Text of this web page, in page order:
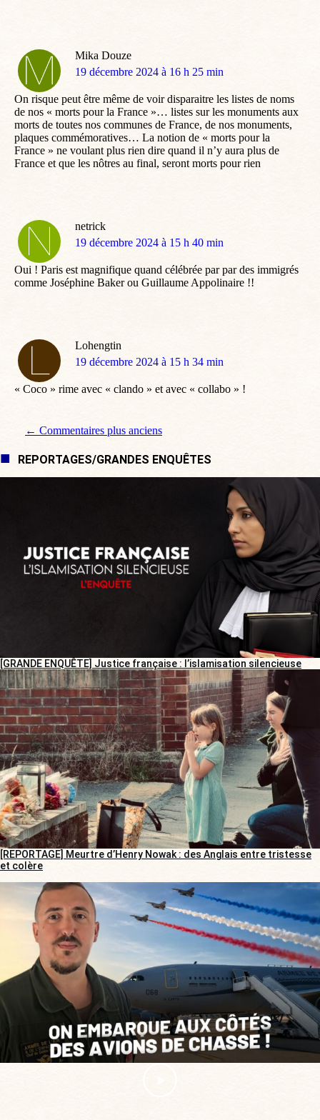
Mika Douze
dit
19 décembre 2024 à 16 h 25 min
On risque peut être même de voir disparaitre les listes de noms
de nos « morts pour la France »… listes sur les monuments aux
morts de toutes nos communes de France, de nos monuments,
plaques commémoratives… La notion de « morts pour la
France » ne voulant plus rien dire quand il n’y aura plus de
France et que les nôtres au final, seront morts pour rien
netrick
dit
19 décembre 2024 à 15 h 40 min
Oui ! Paris est magnifique quand célébrée par par des immigrés
comme Joséphine Baker ou Guillaume Appolinaire !!
Lohengtin
dit
19 décembre 2024 à 15 h 34 min
« Coco » rime avec « clando » et avec « collabo » !
Navigation de commentaire
← Commentaires plus anciens
REPORTAGES/GRANDES ENQUÊTES
[GRANDE ENQUÊTE] Justice française : l’islamisation silencieuse
[REPORTAGE] Meurtre d’Henry Nowak : des Anglais entre tristesse
et colère